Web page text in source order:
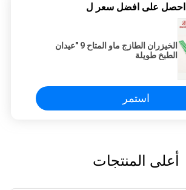
احصل على افضل سعر ل
الخيزران الطازج ماو المتاح 9 "عيدان
الطبخ طويلة
استمر
أعلى المنتجات